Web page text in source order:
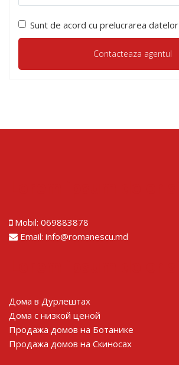
Sunt de acord cu prelucrarea datelor
Mobil: 069883878
Email: info@romanescu.md
Дома в Дурлештах
Дома с низкой ценой
Продажа домов на Ботанике
Продажа домов на Скиносах